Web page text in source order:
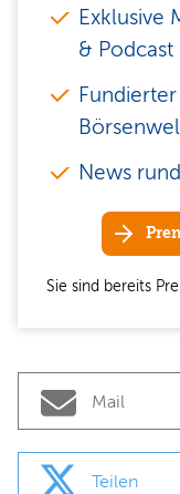
Exklusive
& Podcast
News
Sie sind bereits
Mail
Teilen